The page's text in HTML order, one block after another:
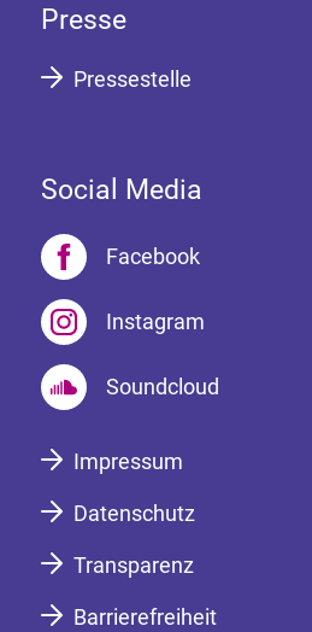
Presse
Pressestelle
Social Media
Facebook
Instagram
Soundcloud
Impressum
Datenschutz
Transparenz
Barrierefreiheit